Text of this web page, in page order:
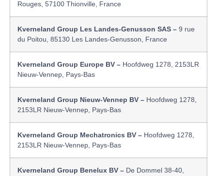
Rouges, 57100 Thionville, France
Kverneland Group Les Landes-Genusson SAS – 9 rue
du Poitou, 85130 Les Landes-Genusson, France
Kverneland Group Europe BV – Hoofdweg 1278, 2153LR
Nieuw-Vennep, Pays-Bas
Kverneland Group Nieuw-Vennep BV – Hoofdweg 1278,
2153LR Nieuw-Vennep, Pays-Bas
Kverneland Group Mechatronics BV – Hoofdweg 1278,
2153LR Nieuw-Vennep, Pays-Bas
Kverneland Group Benelux BV – De Dommel 38-40,